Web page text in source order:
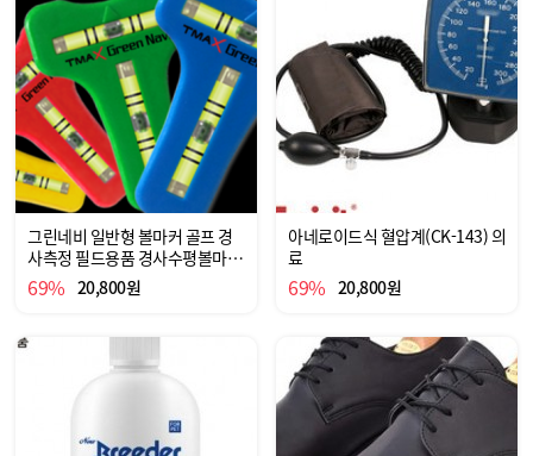
그린네비 일반형 볼마커 골프 경
사측정 필드용품 경사수평볼마커
티맥스 골프용품 골프
69% 20,800원
아네로이드식 혈압계(CK-143) 의
료
69% 20,800원